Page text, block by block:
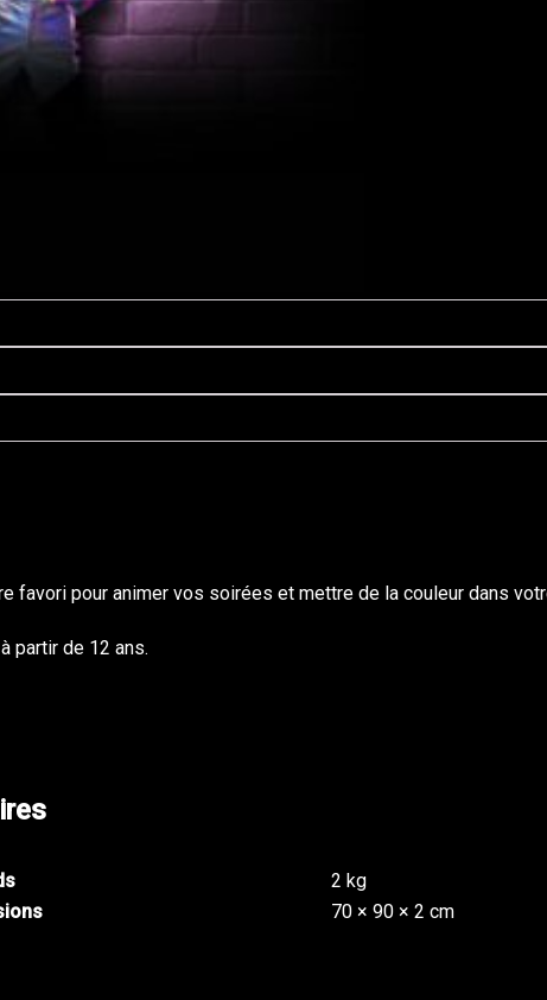
favori pour animer vos soirées et mettre de la couleur dans
partir de 12 ans.
2 kg
70 × 90 × 2 cm